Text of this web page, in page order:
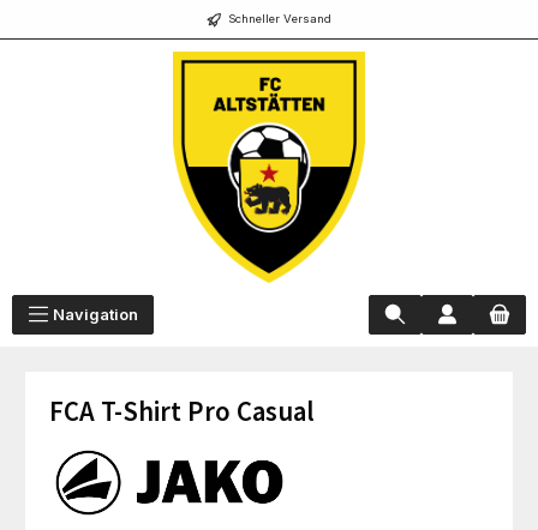
Schneller Versand
Navigation
FCA T-Shirt Pro Casual